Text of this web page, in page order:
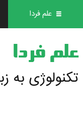
علم فردا
علم فردا
تکنولوژی به